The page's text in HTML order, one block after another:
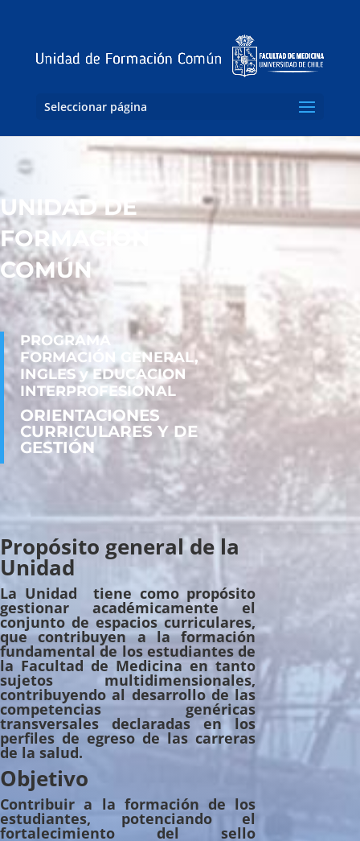
Seleccionar página
UNIDAD DE
FORMACION
COMÚN
PROGRAMA
FORMACIÓN GENERAL,
INGLES y EDUCACION
INTERPROFESIONAL
ORIENTACIONES
CURRICULARES Y DE
GESTIÓN
Propósito general de la
Unidad
La Unidad tiene como propósito
gestionar académicamente el
conjunto de espacios curriculares,
que contribuyen a la formación
fundamental de los estudiantes de
la Facultad de Medicina en tanto
sujetos multidimensionales,
contribuyendo al desarrollo de las
competencias genéricas
transversales declaradas en los
perfiles de egreso de las carreras
de la salud.
Objetivo
Contribuir a la formación de los
estudiantes, potenciando el
fortalecimiento del sello